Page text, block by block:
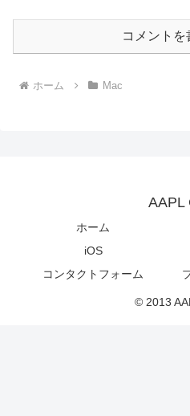
コメントを
ホーム Mac
AAPL
ホーム
iOS
コンタクトフォーム
© 2013